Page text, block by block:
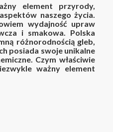
element przyrody,
naszego życia.
wydajność upraw
i smakowa. Polska
różnorodnością gleb,
posiada swoje unikalne
Czym właściwie
ważny element